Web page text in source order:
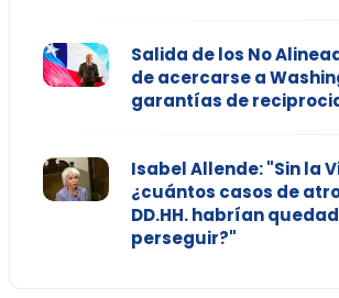
Salida de los No
de acercarse a
garantías de
Isabel Allende: "Sin la
¿cuántos casos de
DD.HH. habrían
perseguir?"